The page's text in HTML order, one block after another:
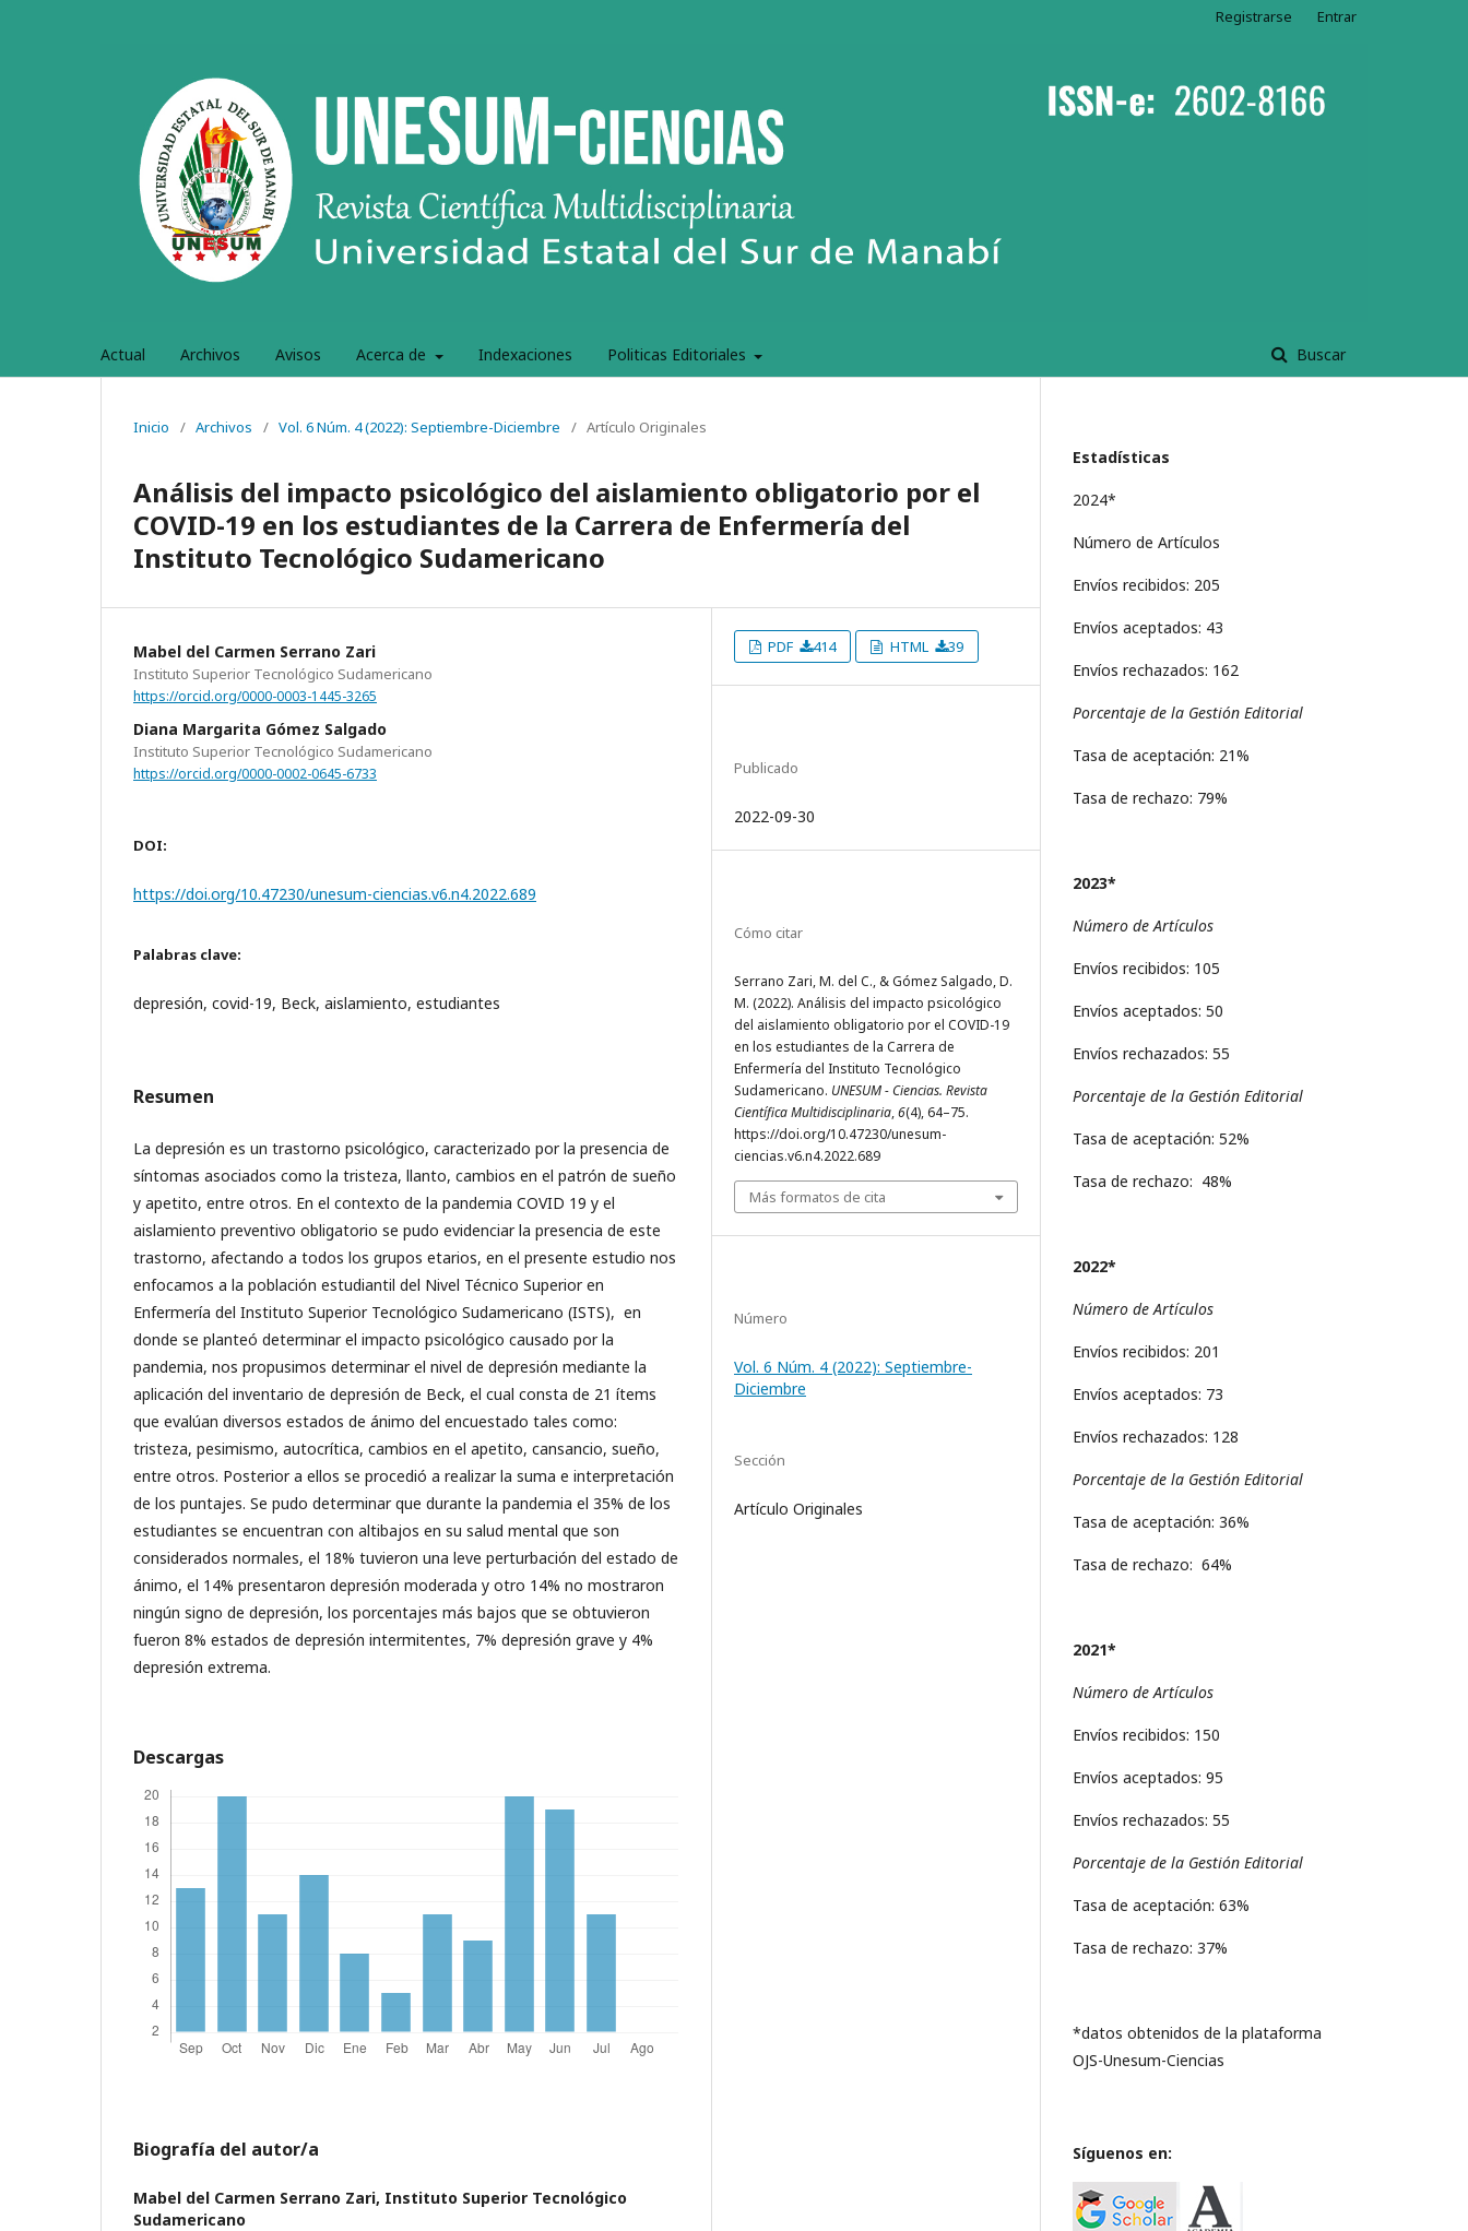
Actual Archivos Avisos Acerca de Indexaciones Politicas Editoriales Buscar
Registrarse Entrar
Inicio / Archivos / Vol. 6 Núm. 4 (2022): Septiembre-Diciembre / Artículo Originales
Análisis del impacto psicológico del aislamiento obligatorio por el
COVID-19 en los estudiantes de la Carrera de Enfermería del
Instituto Tecnológico Sudamericano
Mabel del Carmen Serrano Zari
Instituto Superior Tecnológico Sudamericano
https://orcid.org/0000-0003-1445-3265
Diana Margarita Gómez Salgado
Instituto Superior Tecnológico Sudamericano
https://orcid.org/0000-0002-0645-6733
DOI:
https://doi.org/10.47230/unesum-ciencias.v6.n4.2022.689
Palabras clave:
depresión, covid-19, Beck, aislamiento, estudiantes
Resumen
La depresión es un trastorno psicológico, caracterizado por la presencia de
síntomas asociados como la tristeza, llanto, cambios en el patrón de sueño
y apetito, entre otros. En el contexto de la pandemia COVID 19 y el
aislamiento preventivo obligatorio se pudo evidenciar la presencia de este
trastorno, afectando a todos los grupos etarios, en el presente estudio nos
enfocamos a la población estudiantil del Nivel Técnico Superior en
Enfermería del Instituto Superior Tecnológico Sudamericano (ISTS), en
donde se planteó determinar el impacto psicológico causado por la
pandemia, nos propusimos determinar el nivel de depresión mediante la
aplicación del inventario de depresión de Beck, el cual consta de 21 ítems
que evalúan diversos estados de ánimo del encuestado tales como:
tristeza, pesimismo, autocrítica, cambios en el apetito, cansancio, sueño,
entre otros. Posterior a ellos se procedió a realizar la suma e interpretación
de los puntajes. Se pudo determinar que durante la pandemia el 35% de los
estudiantes se encuentran con altibajos en su salud mental que son
considerados normales, el 18% tuvieron una leve perturbación del estado de
ánimo, el 14% presentaron depresión moderada y otro 14% no mostraron
ningún signo de depresión, los porcentajes más bajos que se obtuvieron
fueron 8% estados de depresión intermitentes, 7% depresión grave y 4%
depresión extrema.
Descargas
Biografía del autor/a
Mabel del Carmen Serrano Zari, Instituto Superior Tecnológico
Sudamericano
PDF 414 HTML 39
Publicado
2022-09-30
Cómo citar
Serrano Zari, M. del C., & Gómez Salgado, D.
M. (2022). Análisis del impacto psicológico
del aislamiento obligatorio por el COVID-19
en los estudiantes de la Carrera de
Enfermería del Instituto Tecnológico
Sudamericano. UNESUM - Ciencias. Revista
Científica Multidisciplinaria,6(4), 64–75.
https://doi.org/10.47230/unesum-
ciencias.v6.n4.2022.689
Más formatos de cita
Número
Vol. 6 Núm. 4 (2022): Septiembre-
Diciembre
Sección
Artículo Originales
Estadísticas
2024*
Número de Artículos
Envíos recibidos: 205
Envíos aceptados: 43
Envíos rechazados: 162
Porcentaje de la Gestión Editorial
Tasa de aceptación: 21%
Tasa de rechazo: 79%
2023*
Número de Artículos
Envíos recibidos: 105
Envíos aceptados: 50
Envíos rechazados: 55
Porcentaje de la Gestión Editorial
Tasa de aceptación: 52%
Tasa de rechazo: 48%
2022*
Número de Artículos
Envíos recibidos: 201
Envíos aceptados: 73
Envíos rechazados: 128
Porcentaje de la Gestión Editorial
Tasa de aceptación: 36%
Tasa de rechazo: 64%
2021*
Número de Artículos
Envíos recibidos: 150
Envíos aceptados: 95
Envíos rechazados: 55
Porcentaje de la Gestión Editorial
Tasa de aceptación: 63%
Tasa de rechazo: 37%
*datos obtenidos de la plataforma
OJS-Unesum-Ciencias
Síguenos en: